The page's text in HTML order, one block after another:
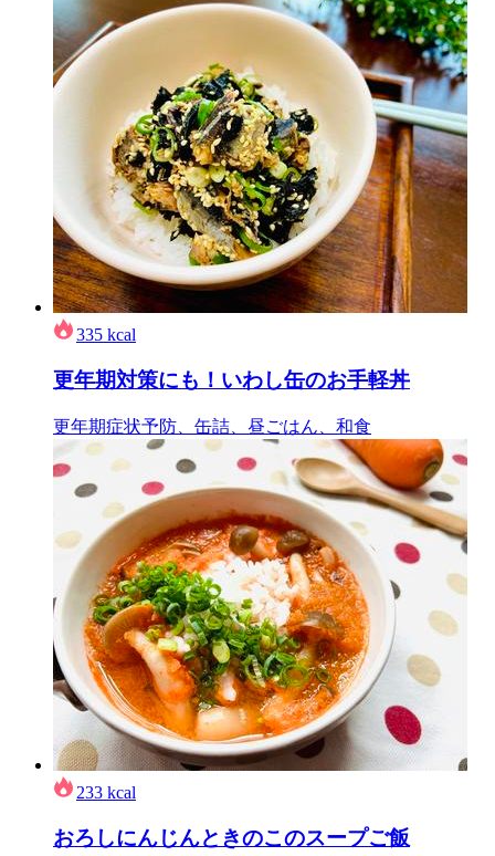
335 kcal
更年期対策にも！いわし缶のお手軽丼
更年期症状予防、缶詰、昼ごはん、和食
233 kcal
おろしにんじんときのこのスープご飯